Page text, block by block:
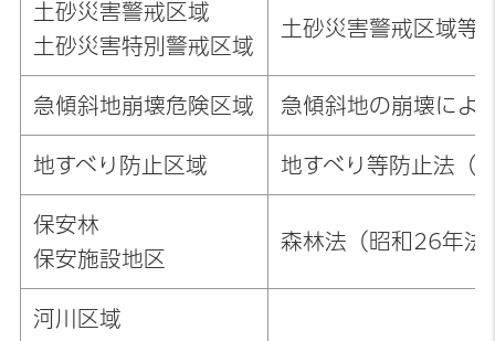
土砂災害警戒区域
土砂災害特別警戒区域
土砂災害警戒区域等
急傾斜地崩壊危険区域 急傾斜地の崩壊によ
地すべり防止区域 地すべり等防止法（
保安林
保安施設地区
森林法（昭和26年
河川区域